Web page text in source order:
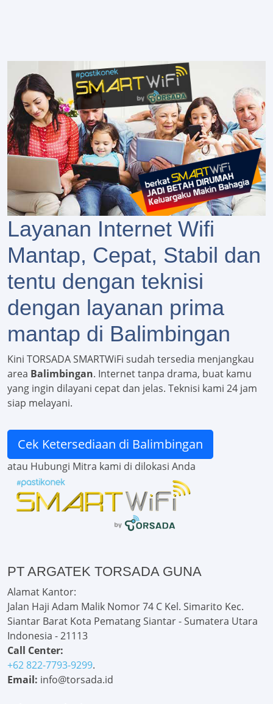
Layanan Internet Wifi
Mantap, Cepat, Stabil dan
tentu dengan teknisi
dengan layanan prima
mantap di Balimbingan
Kini TORSADA SMARTWiFi sudah tersedia menjangkau
area Balimbingan. Internet tanpa drama, buat kamu
yang ingin dilayani cepat dan jelas. Teknisi kami 24 jam
siap melayani.
Cek Ketersediaan di Balimbingan
atau Hubungi Mitra kami di dilokasi Anda
PT ARGATEK TORSADA GUNA
Alamat Kantor:
Jalan Haji Adam Malik Nomor 74 C Kel. Simarito Kec.
Siantar Barat Kota Pematang Siantar - Sumatera Utara
Indonesia - 21113
Call Center:
+62 822-7793-9299.
Email: info@torsada.id